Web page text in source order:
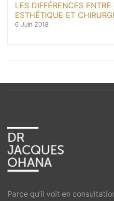
LES DIFFÉRENCES ENTRE
ESTHÉTIQUE ET
6 Juin 2018
Parce qu’il voit en